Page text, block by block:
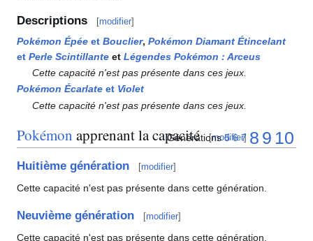
Descriptions [modifier]
Pokémon Épée et Bouclier, Pokémon Diamant Étincelant
et Perle Scintillante et Légendes Pokémon : Arceus
Cette capacité n'est pas présente dans ces jeux.
Pokémon Écarlate et Violet
Cette capacité n'est pas présente dans ces jeux.
Pokémon apprenant la capacité [modifier]
Générations 5 6 7 8 9 10
Huitième génération [modifier]
Cette capacité n'est pas présente dans cette génération.
Neuvième génération [modifier]
Cette capacité n'est pas présente dans cette génération.